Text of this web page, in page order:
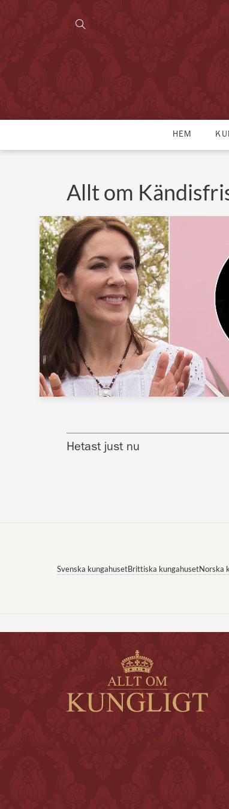
HEM
Allt om
Hetast just nu
Svenska kungahusetBrittiska kungahusetNorska